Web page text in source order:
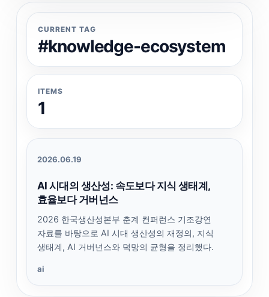
CURRENT TAG
#knowledge-ecosystem
ITEMS
1
2026.06.19
AI 시대의 생산성: 속도보다 지식 생태계,
효율보다 거버넌스
2026 한국생산성본부 춘계 컨퍼런스 기조강연
자료를 바탕으로 AI 시대 생산성의 재정의, 지식
생태계, AI 거버넌스와 덕망의 균형을 정리했다.
ai